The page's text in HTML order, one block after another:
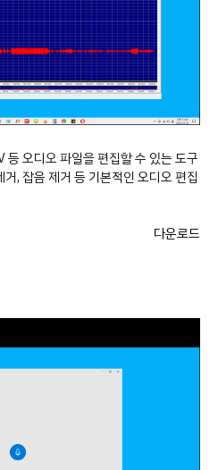
오디오 파일을 편집할 수 있는 도구
, 잡음 제거 등 기본적인 오디오 편집
다운로드